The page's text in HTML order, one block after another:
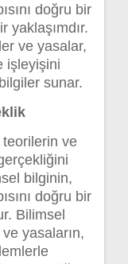
doğru bir
yaklaşımdır.
ve yasalar,
işleyişini
sunar.
ve
bilginin,
doğru bir
Bilimsel
yasaların,